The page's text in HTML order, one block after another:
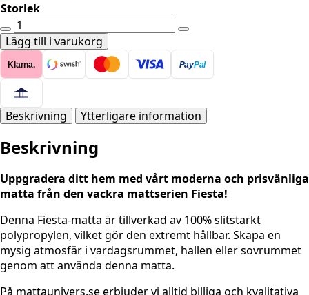
Storlek
FIESTA
4301
RÖD
mängd
Lägg till i varukorg
Klarna. PayPal
Beskrivning Ytterligare information
Beskrivning
Uppgradera ditt hem med vårt moderna och prisvänliga
matta från den vackra mattserien Fiesta!
Denna Fiesta-matta är tillverkad av 100% slitstarkt
polypropylen, vilket gör den extremt hållbar. Skapa en
mysig atmosfär i vardagsrummet, hallen eller sovrummet
genom att använda denna matta.
På mattaunivers.se erbjuder vi alltid billiga och kvalitativa